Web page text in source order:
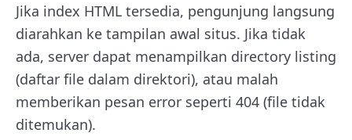
Jika index HTML tersedia, pengunjung langsung
diarahkan ke tampilan awal situs. Jika tidak
ada, server dapat menampilkan directory listing
(daftar file dalam direktori), atau malah
memberikan pesan error seperti 404 (file tidak
ditemukan).